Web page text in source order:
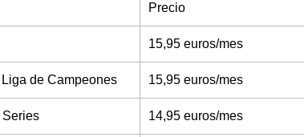
Precio
15,95 euros/mes
de Campeones 15,95 euros/mes
Series 14,95 euros/mes